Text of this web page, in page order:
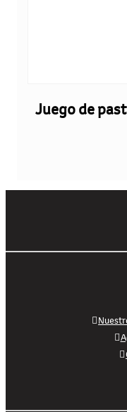
Juego de